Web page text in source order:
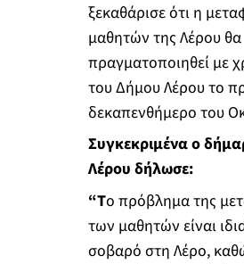
ξεκαθάρισε ότι η
μαθητών της Λέρου θα
πραγματοποιηθεί με
του Δήμου Λέρου το
δεκαπενθήμερο του
Συγκεκριμένα ο
Λέρου δήλωσε:
“Το πρόβλημα της
των μαθητών είναι
σοβαρό στη Λέρο,